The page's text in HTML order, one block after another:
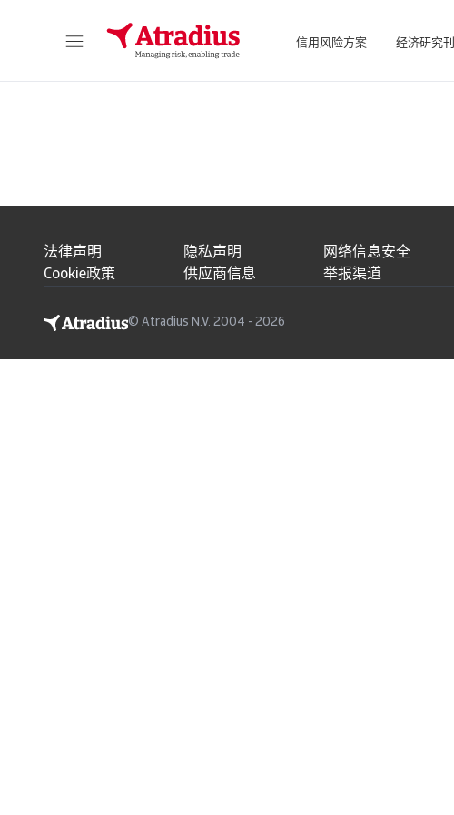
信用风险方案 经济研究
法律声明 隐私声明 网络信息安全
Cookie政策
供应商信息 举报渠道
© Atradius N.V. 2004 - 2026